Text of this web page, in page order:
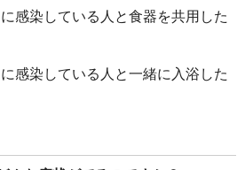
感染している人と食器を共用した
感染している人と一緒に入浴した